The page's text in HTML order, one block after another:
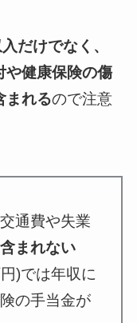
だけでなく、
や健康保険の傷
まれるので注意
通費や失業
含まれない
)では年収に
の手当金が